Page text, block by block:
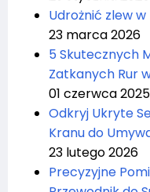
Udrożnić zlew
23 marca 2026
5 Skutecznych
Zatkanych Rur
01 czerwca 2025
Odkryj Ukryte
Kranu do
23 lutego 2026
Precyzyjne